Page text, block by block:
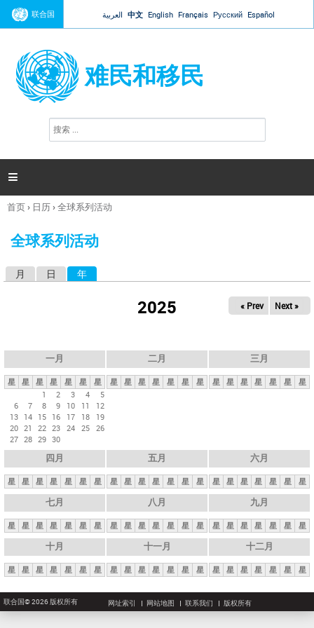
Jump to navigation
联合国 العربية 中文 English Français Русский Español
难民和移民
搜
索

你
这
首页› 日历›全球系列活动
全球系列活动
月 日 年
2025 « Prev Next »
一月
星 星 星 星 星 星
星
1
2 3 4
5
6
7 8 9 10 11
12
13 14 15 16 17 18
19
20 21 22 23 24 25 26
27 28 29 30
二月
星 星 星 星 星 星 星
三月
星 星 星 星 星 星 星
四月
星 星 星 星 星 星 星
五月
星 星 星 星 星 星 星
六月
星 星 星 星 星 星 星
七月
星 星 星 星 星 星 星
八月
星 星 星 星 星 星 星
九月
星 星 星 星 星 星 星
十月
星 星 星 星 星 星 星
十一月
星 星 星 星 星 星 星
十二月
星 星 星 星 星 星 星
联合国© 2026 版权所有 网址索引 网站地图 联系我们 版权所有